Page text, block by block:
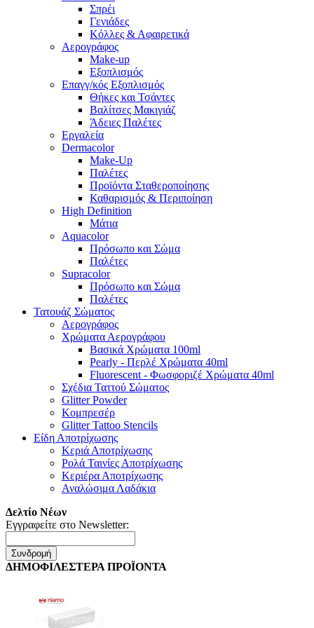
Σπρέι
Γενιάδες
Κόλλες & Αφαιρετικά
Αερογράφος
Make-up
Εξοπλισμός
Επαγγ/κός Εξοπλισμός
Θήκες και Τσάντες
Βαλίτσες Μακιγιάζ
Άδειες Παλέτες
Εργαλεία
Dermacolor
Make-Up
Παλέτες
Προϊόντα Σταθεροποίησης
Καθαρισμός & Περιποίηση
High Definition
Μάτια
Aquacolor
Πρόσωπο και Σώμα
Παλέτες
Supracolor
Πρόσωπο και Σώμα
Παλέτες
Τατουάζ Σώματος
Αερογράφος
Χρώματα Αερογράφου
Βασικά Χρώματα 100ml
Pearly - Περλέ Χρώματα 40ml
Fluorescent - Φωσφοριζέ Χρώματα 40ml
Σχέδια Ταττού Σώματος
Glitter Powder
Κομπρεσέρ
Glitter Tattoo Stencils
Είδη Αποτρίχωσης
Κεριά Αποτρίχωσης
Ρολά Ταινίες Αποτρίχωσης
Κεριέρα Αποτρίχωσης
Αναλώσιμα Λαδάκια
Δελτίο Νέων
Εγγραφείτε στο Newsletter:
Συνδρομή
ΔΗΜΟΦΙΛΕΣΤΕΡΑ ΠΡΟΪΟΝΤΑ